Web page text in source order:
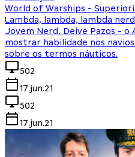
World of Warships -
Lambda, lambda, lambda
Jovem Nerd, Deive Pazos - o
mostrar habilidade nos
sobre os termos náuticos.
502
17.jun.21
502
17.jun.21